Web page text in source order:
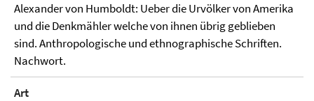
Alexander von Humboldt: Ueber die Urvölker von Amerika
und die Denkmähler welche von ihnen übrig geblieben
sind. Anthropologische und ethnographische Schriften.
Nachwort.
Art